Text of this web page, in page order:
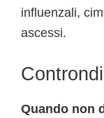
influenzali,
ascessi.
Quando non